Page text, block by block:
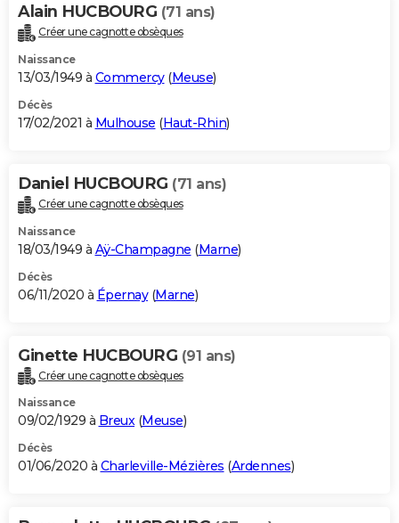
Alain HUCBOURG (71 ans)
Créer une cagnotte obsèques
Naissance
13/03/1949 à Commercy(Meuse)
Décès
17/02/2021 à Mulhouse (Haut-Rhin)
Daniel HUCBOURG (71 ans)
Créer une cagnotte obsèques
Naissance
18/03/1949 à Aÿ-Champagne (Marne)
Décès
06/11/2020 à Épernay(Marne)
Ginette HUCBOURG (91 ans)
Créer une cagnotte obsèques
Naissance
09/02/1929 à Breux(Meuse)
Décès
01/06/2020 à Charleville-Mézières (Ardennes)